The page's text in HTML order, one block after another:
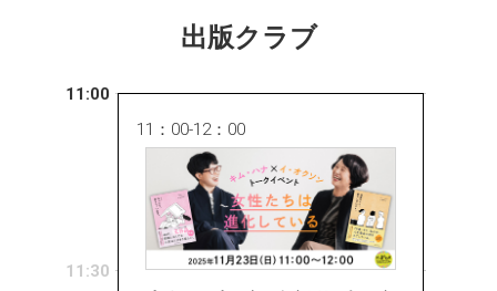
出版クラブ
11:00
11：00-12：00
11:30